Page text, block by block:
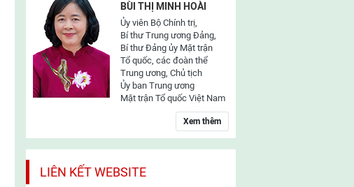
BÙI THỊ MINH HOÀI
Ủy viên Bộ Chính trị,
Bí thư Trung ương Đảng,
Bí thư Đảng ủy Mặt trận
Tổ quốc, các đoàn thể
Trung ương, Chủ tịch
Ủy ban Trung ương
Mặt trận Tổ quốc Việt Nam
Xem thêm
LIÊN KẾT WEBSITE